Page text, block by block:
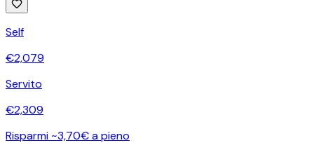
Self
€2,079
Servito
€2,309
Risparmi ~3,70€ a pieno